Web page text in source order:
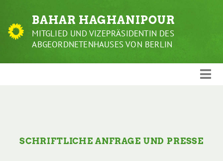
Inhalt
BAHAR HAGHANIPOUR
MITGLIED UND VIZEPRÄSIDENTIN DES
ABGEORDNETENHAUSES VON BERLIN
SCHRIFTLICHE ANFRAGE UND PRESSE